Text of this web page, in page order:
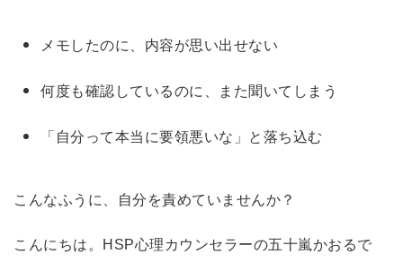
メモしたのに、内容が思い出せない
何度も確認しているのに、また聞いてしまう
「自分って本当に要領悪いな」と落ち込む
こんなふうに、自分を責めていませんか？
こんにちは。HSP心理カウンセラーの五十嵐かおるで